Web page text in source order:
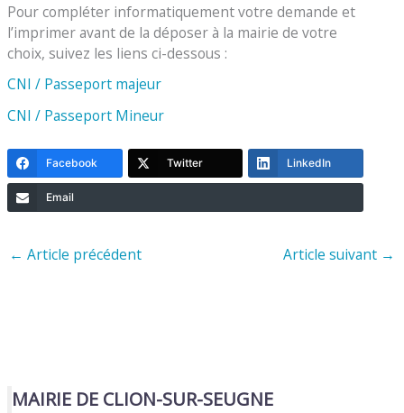
Pour compléter informatiquement votre demande et
l’imprimer avant de la déposer à la mairie de votre
choix, suivez les liens ci-dessous :
CNI / Passeport majeur
CNI / Passeport Mineur
Facebook Twitter LinkedIn
Email
← Article précédent Article suivant →
MAIRIE DE CLION-SUR-SEUGNE